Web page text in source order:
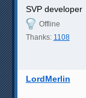
SVP developer
Offline
Thanks: 1108
LordMerlin